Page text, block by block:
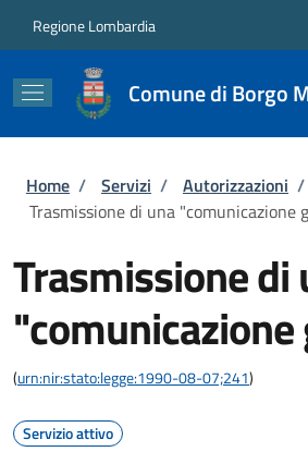
Regione Lombardia
Comune di Borgo
Briciole di pane
Home / Servizi / Autorizzazioni /
Trasmissione di una "comunicazione
Trasmissione di
(urn:nir:stato:legge:1990-08-07;241)
Servizio attivo